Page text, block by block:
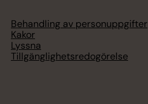
Behandling av personuppgifter
Kakor
Lyssna
Tillgänglighetsredogörelse